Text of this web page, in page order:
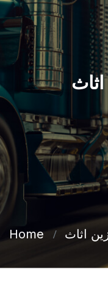
Home اثاث